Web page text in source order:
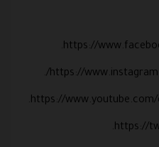
https://